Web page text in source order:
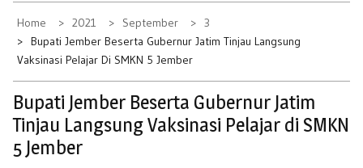
Home 2021 September
3
Bupati Jember Beserta Gubernur Jatim Tinjau Langsung
Vaksinasi Pelajar Di SMKN 5 Jember
Bupati Jember Beserta Gubernur Jatim
Tinjau Langsung Vaksinasi Pelajar di SMKN
5 Jember